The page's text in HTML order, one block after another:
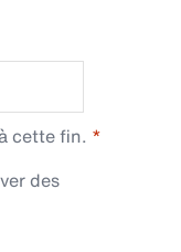
cette fin.
des